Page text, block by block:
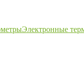
Электронные